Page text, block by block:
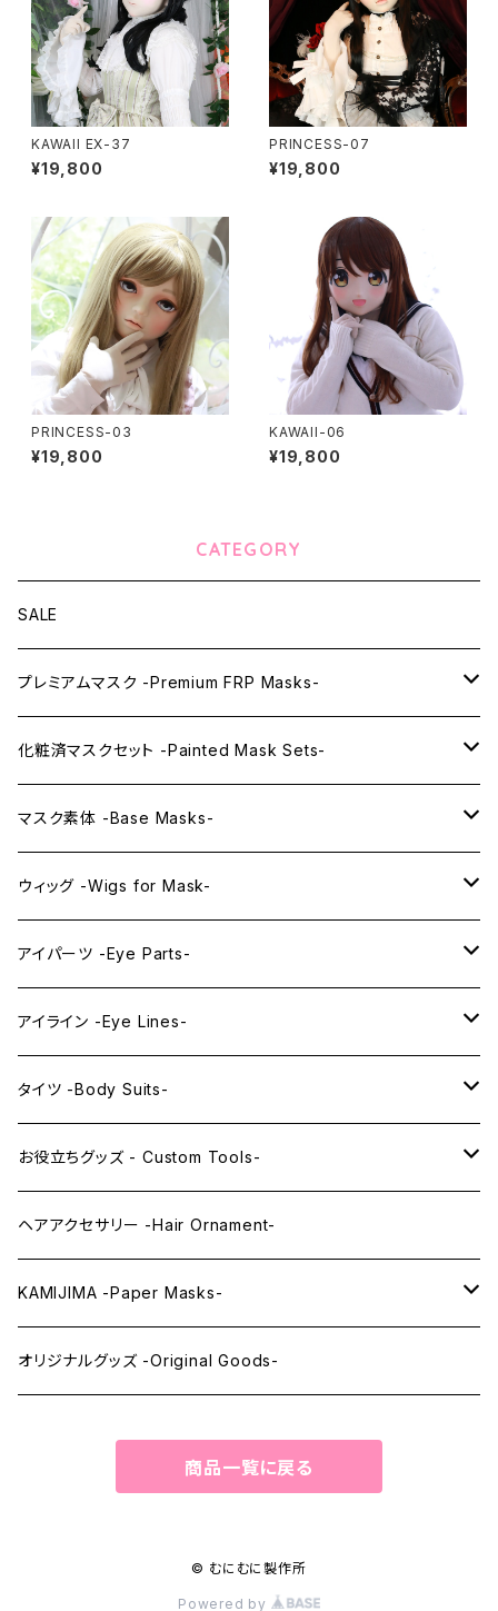
KAWAII EX-37
¥19,800
PRINCESS-07
¥19,800
PRINCESS-03
¥19,800
KAWAII-06
¥19,800
CATEGORY
SALE
プレミアムマスク -Premium FRP Masks-
KAWAII PREMIUM Mask & Wig Sets
プレミアムマスク素体-Premium base masks-
プレミアムウィッグ -Premium Wigs-
プレミアムレンズアイ -Premium Lens eye-
化粧済マスクセット -Painted Mask Sets-
KAWAII EX series
KAWAII series
IDOL series
PRINCESS series
KAWAII Little series
マスク素体 -Base Masks-
アニメマスク -Anime Masks-
ドールマスク -Doll Masks-
ウィッグ -Wigs for Mask-
ロング -Long-
ミドル -Middle-
アイパーツ -Eye Parts-
レンズアイ -Lens Eyes-
レンズアイ
レンズアイEX
クリスタルアイ -Crystal Eyes-
アイライン -Eye Lines-
アイラインステッカー -Eye Line Stickers-
まゆ毛 -Eyebrows-
まつ毛 -Eyelash-
タイツ -Body Suits-
全身タイツ -Full Body Suits-
上半身タイツ -Upper Body Suits-
お役立ちグッズ - Custom Tools-
カスタム用品 -Custom Tools-
ウィッグメンテナンス -Wig Maintenance-
ヘアアクセサリー -Hair Ornament-
KAMIJIMA -Paper Masks-
ペーパーマスク -Paper Masks-
オリジナルグッズ -Original Goods-
商品一覧に戻る
© むにむに製作所
Powered by